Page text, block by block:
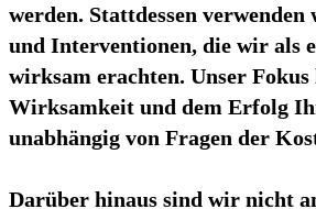
werden. Stattdessen
und Interventionen, die wir als
wirksam erachten. Unser
Wirksamkeit und dem Erfolg
unabhängig von Fragen der
Darüber hinaus sind wir nicht